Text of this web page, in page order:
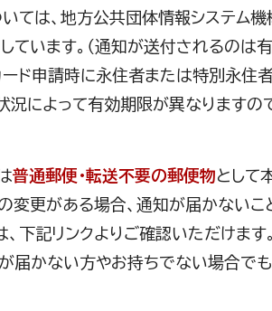
ては、地方公共団体情報システム
ています。（通知が送付されるの
ド申請時に永住者または特別永住
況によって有効期限が異なりますの
普通郵便・転送不要の郵便物として
変更がある場合、通知が届かない
下記リンクよりご確認いただけます。
かない方やお持ちでない場合でも